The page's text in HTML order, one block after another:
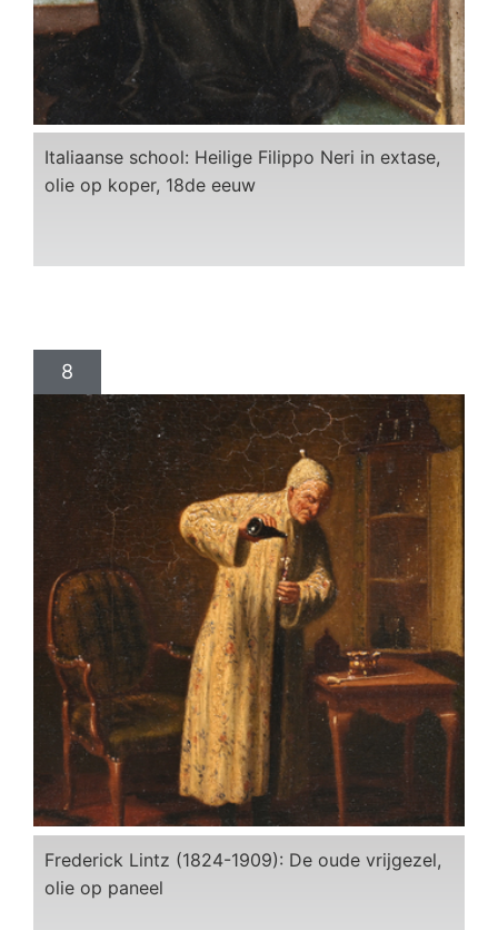
Italiaanse school: Heilige Filippo Neri in extase,
olie op koper, 18de eeuw
8
Frederick Lintz (1824-1909): De oude vrijgezel,
olie op paneel